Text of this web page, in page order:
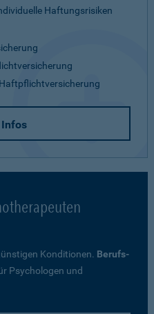
Haftungsrisiken
Konditionen. Berufs-
Psychologen und